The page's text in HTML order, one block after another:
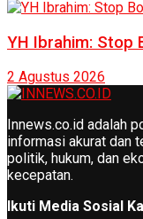
YH Ibrahim: Stop
2 Agustus 2026
Innews.co.id adalah
informasi akurat dan
politik, hukum, dan
kecepatan.
Ikuti Media Sosial